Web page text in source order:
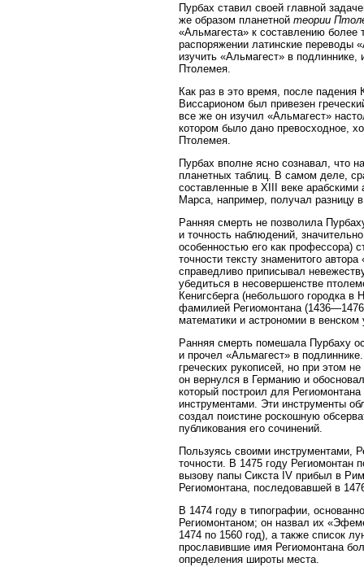
Пурбах ставил своей главной
же образом планетной теории
«Альмагеста» к составлению
распоряжении латинские переводы
изучить «Альмагест» в подлиннике,
Птолемея.
Как раз в это время, после падения
Виссарионом был привезен
все же он изучил «Альмагест»
котором было дано превосходное,
Птолемея.
Пурбах вполне ясно сознавал, что
планетных таблиц. В самом деле,
составленные в XIII веке
Марса, например, получал разницу
Ранняя смерть не позволила
и точность наблюдений,
особенностью его как профессора)
точности тексту знаменитого
справедливо приписывал
убедиться в несовершенстве
Кенигсберга (небольшого городка
фамилией Региомонтана
математики и астрономии в
Ранняя смерть помешала Пурбаху
и прочел «Альмагест» в
греческих рукописей, но при этом
он вернулся в Германию и
который построил для
инструментами. Эти инструменты
создал поистине роскошную
публикования его сочинений.
Пользуясь своими инструментами,
точности. В 1475 году Региомонтан
вызову папы Сикста IV прибыл в
Региомонтана, последовавшей в
В 1474 году в типографии,
Региомонтаном; он назвал их
1474 по 1560 год), а также список
прославившие имя Региомонтана
определения широты места.